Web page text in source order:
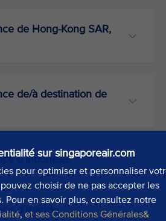
sur singaporeair.com
pour optimiser et personnaliser
choisir de ne pas accepter les
Pour en savoir plus, consultez notre
, et ses Conditions Générales&
de Hong-Kong SAR,
de/à destination de
d’Indonésie
d’Islande